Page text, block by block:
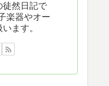
徒然日記で
楽器やオー
ます。